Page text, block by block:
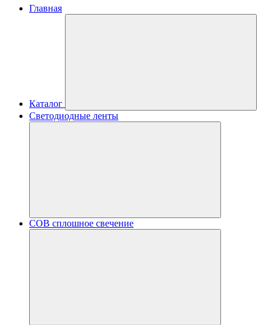
Главная
Каталог
Светодиодные ленты
COB сплошное свечение